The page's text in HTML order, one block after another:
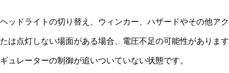
ヘッドライトの切り替え、ウィンカー、ハザードやその他ア
たは点灯しない場面がある場合、電圧不足の可能性がありま
ギュレーターの制御が追いついていない状態です。